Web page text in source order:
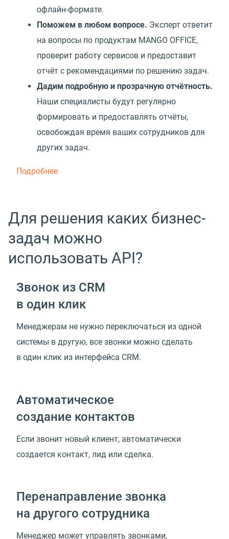
офлайн-формате.
Поможем в любом вопросе. Эксперт ответит
на вопросы по продуктам MANGO OFFICE,
проверит работу сервисов и предоставит
отчёт с рекомендациями по решению задач.
Дадим подробную и прозрачную отчётность.
Наши специалисты будут регулярно
формировать и предоставлять отчёты,
освобождая время ваших сотрудников для
других задач.
Подробнее
Для решения каких бизнес-
задач можно
использовать API?
Звонок из CRM
в один клик
Менеджерам не нужно переключаться из одной
системы в другую, все звонки можно сделать
в один клик из интерфейса CRM.
Автоматическое
создание контактов
Если звонит новый клиент, автоматически
создается контакт, лид или сделка.
Перенаправление звонка
на другого сотрудника
Менеджер может управлять звонками,